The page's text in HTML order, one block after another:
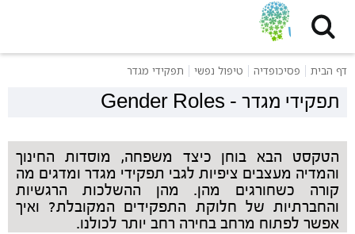
דף הבית פסיכופדיה טיפול נפשי תפקידי מגדר
Gender Roles - תפקידי מגדר
הטקסט הבא בוחן כיצד משפחה, מוסדות החינוך
והמדיה מעצבים ציפיות לגבי תפקידי מגדר ומדגים מה
קורה כשחורגים מהן. מהן ההשלכות הרגשיות
והחברתיות של חלוקת התפקידים המקובלת? ואיך
אפשר לפתוח מרחב בחירה רחב יותר לכולנו.